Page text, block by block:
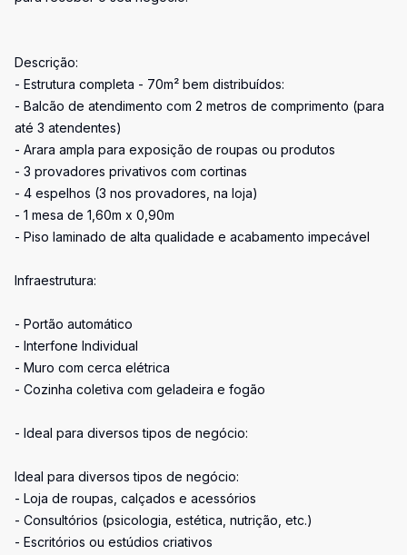
Descrição:
- Estrutura completa - 70m² bem distribuídos:
- Balcão de atendimento com 2 metros de comprimento (para
até 3 atendentes)
- Arara ampla para exposição de roupas ou produtos
- 3 provadores privativos com cortinas
- 4 espelhos (3 nos provadores, na loja)
- 1 mesa de 1,60m x 0,90m
- Piso laminado de alta qualidade e acabamento impecável
Infraestrutura:
- Portão automático
- Interfone Individual
- Muro com cerca elétrica
- Cozinha coletiva com geladeira e fogão
- Ideal para diversos tipos de negócio:
Ideal para diversos tipos de negócio:
- Loja de roupas, calçados e acessórios
- Consultórios (psicologia, estética, nutrição, etc.)
- Escritórios ou estúdios criativos